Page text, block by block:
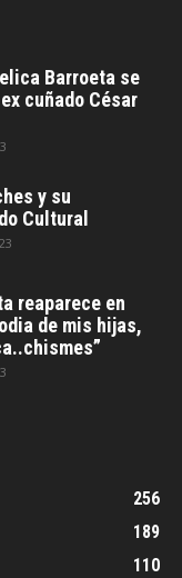
Barroeta se
cuñado César
y su
Cultural
reaparece en
de mis hijas,
256
189
110